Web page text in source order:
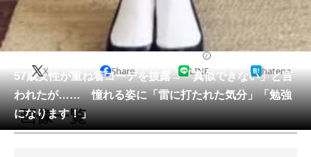
住まい 教育・育児
動物 リサーチ
会員記事
メディア
注目記事を集めた総合ページ
57歳女性が重ね着コーデを披露→「真似できない」と言
われたが…… 憧れる姿に「雷に打たれた気分」「勉強
になります！」
X Share LINE hatena
画像一覧